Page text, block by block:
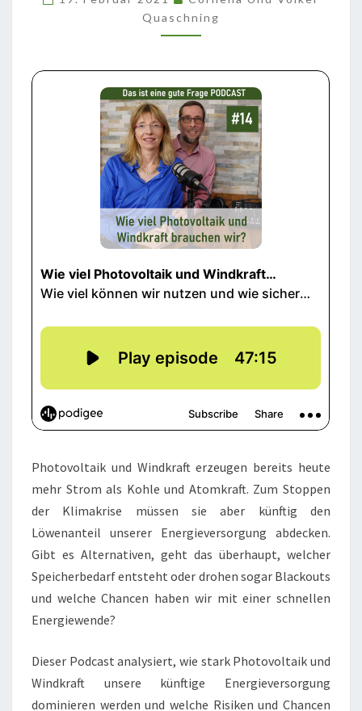
WINDKRAFT
BRAUCHEN
Quaschning
Photovoltaik und Windkraft erzeugen bereits heute
mehr Strom als Kohle und Atomkraft. Zum Stoppen
der Klimakrise müssen sie aber künftig den
Löwenanteil unserer Energieversorgung abdecken.
Gibt es Alternativen, geht das überhaupt, welcher
Speicherbedarf entsteht oder drohen sogar Blackouts
und welche Chancen haben wir mit einer schnellen
Energiewende?
Dieser Podcast analysiert, wie stark Photovoltaik und
Windkraft unsere künftige Energieversorgung
dominieren werden und welche Risiken und Chancen